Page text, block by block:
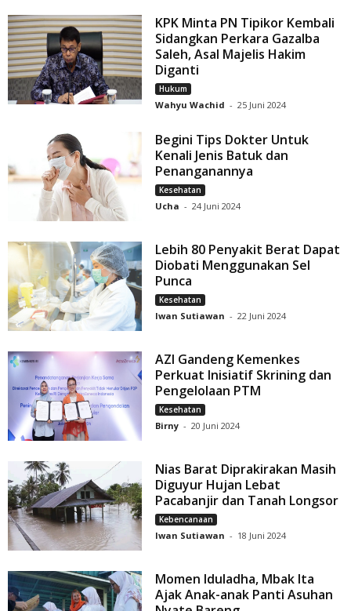
KPK Minta PN Tipikor Kembali
Sidangkan Perkara Gazalba
Saleh, Asal Majelis Hakim
Diganti
Hukum
Wahyu Wachid - 25 Juni 2024
Begini Tips Dokter Untuk
Kenali Jenis Batuk dan
Penanganannya
Kesehatan
Ucha - 24 Juni 2024
Lebih 80 Penyakit Berat Dapat
Diobati Menggunakan Sel
Punca
Kesehatan
Iwan Sutiawan - 22 Juni 2024
AZI Gandeng Kemenkes
Perkuat Inisiatif Skrining dan
Pengelolaan PTM
Kesehatan
Birny - 20 Juni 2024
Nias Barat Diprakirakan Masih
Diguyur Hujan Lebat
Pacabanjir dan Tanah Longsor
Kebencanaan
Iwan Sutiawan - 18 Juni 2024
Momen Iduladha, Mbak Ita
Ajak Anak-anak Panti Asuhan